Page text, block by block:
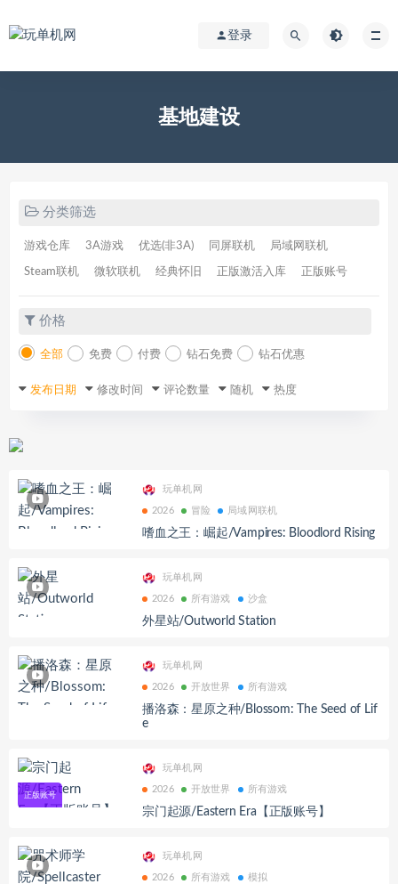
登录
基地建设
分类筛选
游戏仓库 3A游戏 优选(非3A) 同屏联机 局域网联机
Steam联机 微软联机 经典怀旧 正版激活入库 正版账号
价格
全部 免费 付费 钻石免费 钻石优惠
发布日期 修改时间 评论数量 随机 热度
玩单机网
2026 冒险 局域网联机
嗜血之王：崛起/Vampires: Bloodlord Rising
玩单机网
2026 所有游戏 沙盒
外星站/Outworld Station
玩单机网
2026 开放世界 所有游戏
播洛森：星原之种/Blossom: The Seed of Lif
e
玩单机网
2026 开放世界 所有游戏
宗门起源/Eastern Era【正版账号】
玩单机网
2026 所有游戏 模拟